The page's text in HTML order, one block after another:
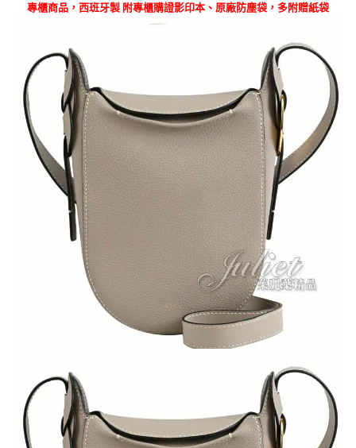
專櫃商品，西班牙製 附專櫃購證影印本、原廠防塵袋，多附贈紙袋